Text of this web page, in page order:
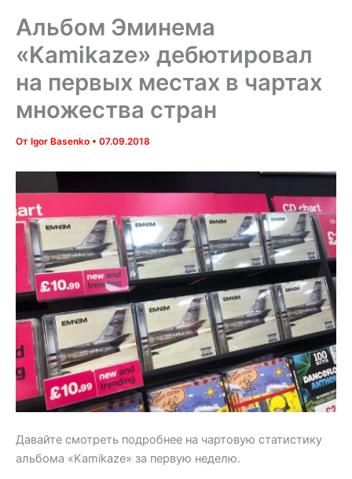
Альбом Эминема
«Kamikaze» дебютировал
на первых местах в чартах
множества стран
От Igor Basenko • 07.09.2018
Давайте смотреть подробнее на чартовую статистику
альбома «Kamikaze» за первую неделю.